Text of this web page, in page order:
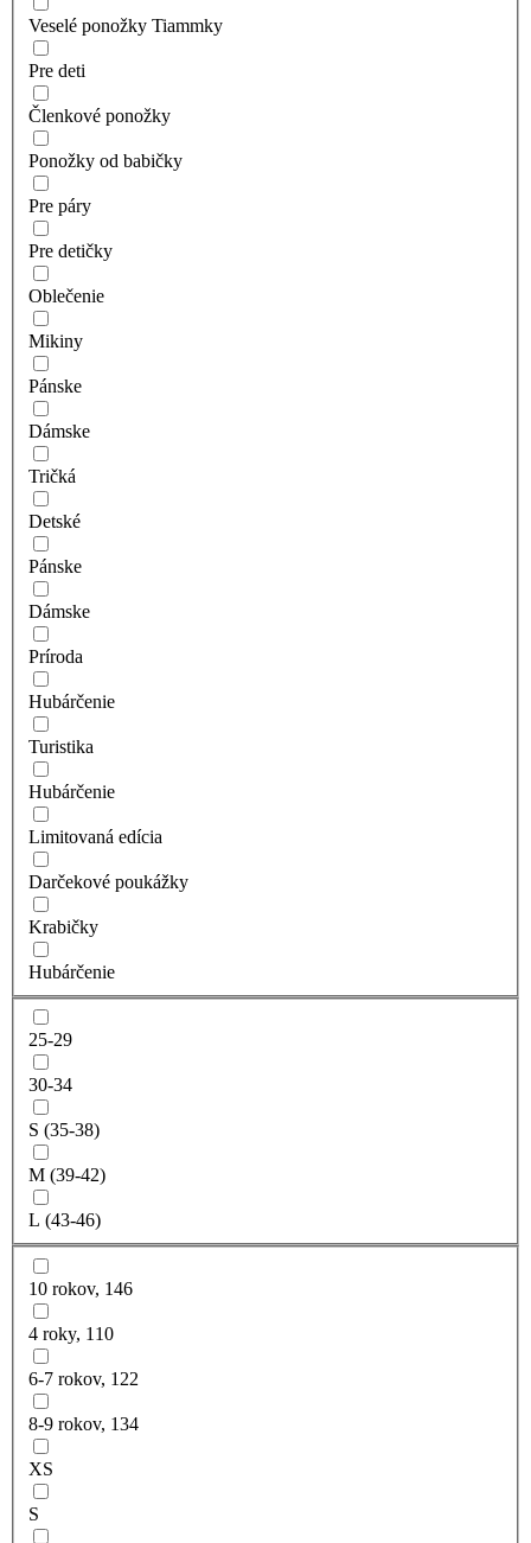
Veselé ponožky Tiammky
Pre deti
Členkové ponožky
Ponožky od babičky
Pre páry
Pre detičky
Oblečenie
Mikiny
Pánske
Dámske
Tričká
Detské
Pánske
Dámske
Príroda
Hubárčenie
Turistika
Hubárčenie
Limitovaná edícia
Darčekové poukážky
Krabičky
Hubárčenie
25-29
30-34
S (35-38)
M (39-42)
L (43-46)
10 rokov, 146
4 roky, 110
6-7 rokov, 122
8-9 rokov, 134
XS
S